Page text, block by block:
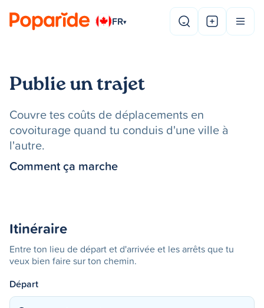
FR▾
Publie un trajet
Couvre tes coûts de déplacements en
covoiturage quand tu conduis d'une ville à
l'autre.
Comment ça marche
Itinéraire
Entre ton lieu de départ et d'arrivée et les arrêts que tu
veux bien faire sur ton chemin.
Départ